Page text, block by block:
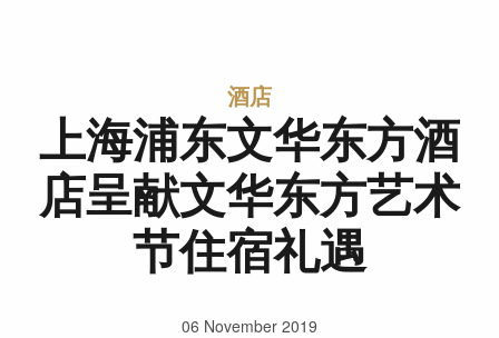
酒店
上海浦东文华东方酒
店呈献文华东方艺术
节住宿礼遇
06 November 2019